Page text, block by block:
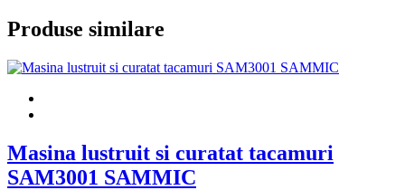
Produse similare
Masina lustruit si curatat tacamuri
SAM3001 SAMMIC